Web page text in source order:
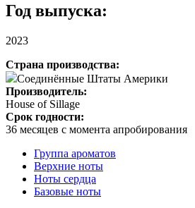
Год выпуска:
2023
Страна производства:
Соединённые Штаты Америки
Производитель:
House of Sillage
Срок годности:
36 месяцев с момента апробирования
Группа ароматов
Верхние ноты
Ноты сердца
Базовые ноты